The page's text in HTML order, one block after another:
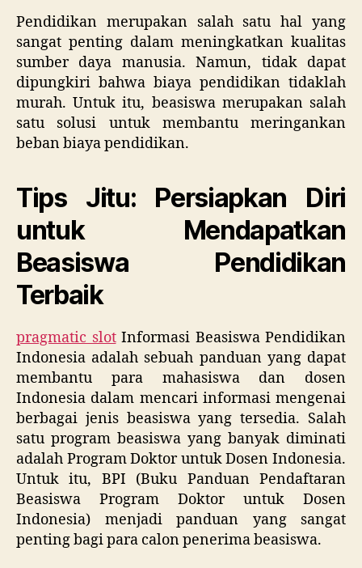
Pendidikan merupakan salah satu hal yang
sangat penting dalam meningkatkan kualitas
sumber daya manusia. Namun, tidak dapat
dipungkiri bahwa biaya pendidikan tidaklah
murah. Untuk itu, beasiswa merupakan salah
satu solusi untuk membantu meringankan
beban biaya pendidikan.
Tips Jitu: Persiapkan Diri
untuk Mendapatkan
Beasiswa Pendidikan
Terbaik
pragmatic slotInformasi Beasiswa Pendidikan
Indonesia adalah sebuah panduan yang dapat
membantu para mahasiswa dan dosen
Indonesia dalam mencari informasi mengenai
berbagai jenis beasiswa yang tersedia. Salah
satu program beasiswa yang banyak diminati
adalah Program Doktor untuk Dosen Indonesia.
Untuk itu, BPI (Buku Panduan Pendaftaran
Beasiswa Program Doktor untuk Dosen
Indonesia) menjadi panduan yang sangat
penting bagi para calon penerima beasiswa.